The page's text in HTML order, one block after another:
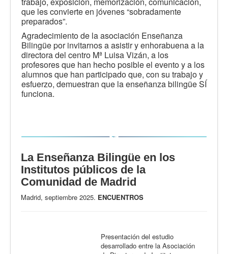
que les convierte en jóvenes “sobradamente
preparados”.
Agradecimiento de la asociación Enseñanza
Bilingüe por invitarnos a asistir y enhorabuena a la
directora del centro Mª Luisa Vizán, a los
profesores que han hecho posible el evento y a los
alumnos que han participado que, con su trabajo y
esfuerzo, demuestran que la enseñanza bilingüe SÍ
funciona.
La Enseñanza Bilingüe en los
Institutos públicos de la
Comunidad de Madrid
Madrid, septiembre 2025. ENCUENTROS
Presentación del estudio
desarrollado entre la Asociación